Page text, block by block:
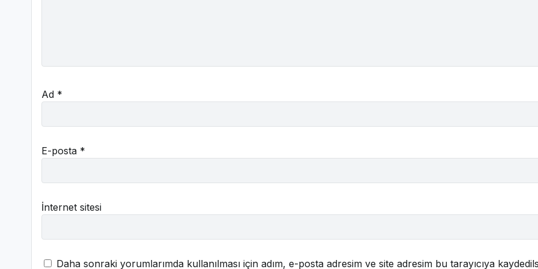
Ad *
E-posta *
İnternet sitesi
Daha sonraki yorumlarımda kullanılması için adım, e-posta adresim ve site adresim bu tarayıcıya